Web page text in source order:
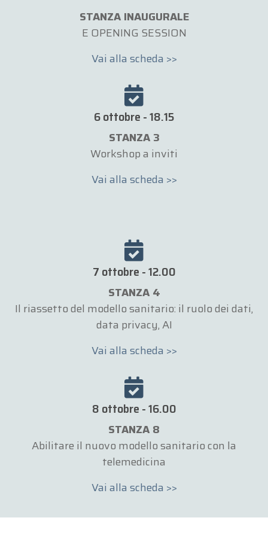
STANZA INAUGURALE
E OPENING SESSION
Vai alla scheda >>
6 ottobre - 18.15
STANZA 3
Workshop a inviti
Vai alla scheda >>
7 ottobre - 12.00
STANZA 4
Il riassetto del modello sanitario: il ruolo dei dati,
data privacy, AI
Vai alla scheda >>
8 ottobre - 16.00
STANZA 8
Abilitare il nuovo modello sanitario con la
telemedicina
Vai alla scheda >>